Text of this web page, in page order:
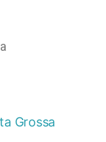
Grossa